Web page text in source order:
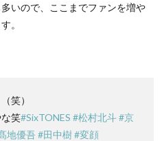
いので、ここまでファンを増や
。
笑）
笑#SixTONES #松村北斗#京
地優吾#田中樹#変顔